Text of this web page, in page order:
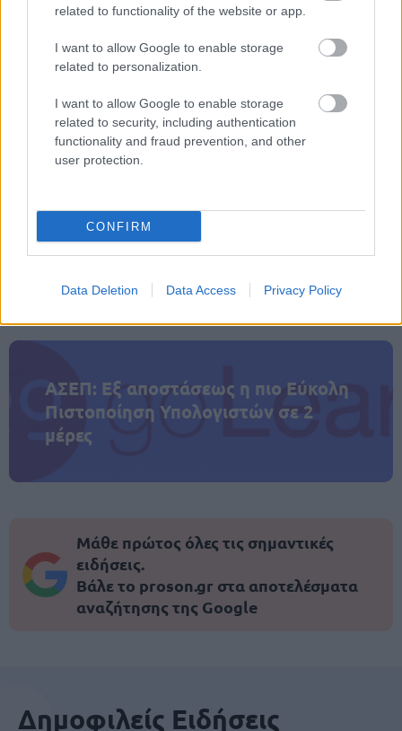
related to functionality of the website or app.
I want to allow Google to enable storage
related to personalization.
I want to allow Google to enable storage
related to security, including authentication
functionality and fraud prevention, and other
user protection.
CONFIRM
Data Deletion Data Access Privacy Policy
Η προθεσμία υποβολής αιτήσεων ξεκινάει την
Τετάρτη, 29 Οκτωβρίουκαι λήγειΤρίτη, 4
Νοεμβρίου 2025.
ΕΔΩτην προκήρυξη για τοΠυροσβεστικό
ΑΣΕΠ: Πιστοποίηση Αγγλικών σε
μόνο 2 ημέρες στα χέρια σας
ΑΣΕΠ: Εξ αποστάσεως η πιο Εύκολη
Πιστοποίηση Υπολογιστών σε 2
μέρες
Μάθε πρώτος όλες τις σημαντικές
ειδήσεις.
Βάλε το proson.gr στα αποτελέσματα
αναζήτησης της Google
Δημοφιλείς Ειδήσεις